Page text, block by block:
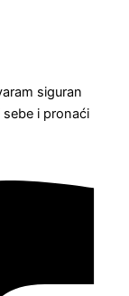
siguran
i pronaći